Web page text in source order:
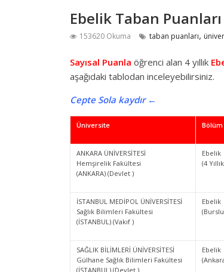
Ebelik Taban Puanları
153620 Okuma taban puanları,
Sayısal Puanla öğrenci alan 4 yıllık
aşağıdaki tablodan inceleyebilirsiniz.
Cepte Sola kaydır ←
Üniversite Bölüm
ANKARA ÜNİVERSİTESİ
Hemşirelik Fakültesi
(ANKARA) (Devlet )
Ebelik
(4
İSTANBUL MEDİPOL ÜNİVERSİTESİ
Sağlık Bilimleri Fakültesi
(İSTANBUL) (Vakıf )
Ebelik
SAĞLIK BİLİMLERİ ÜNİVERSİTESİ
Gülhane Sağlık Bilimleri Fakültesi
(İSTANBUL) (Devlet )
Ebelik